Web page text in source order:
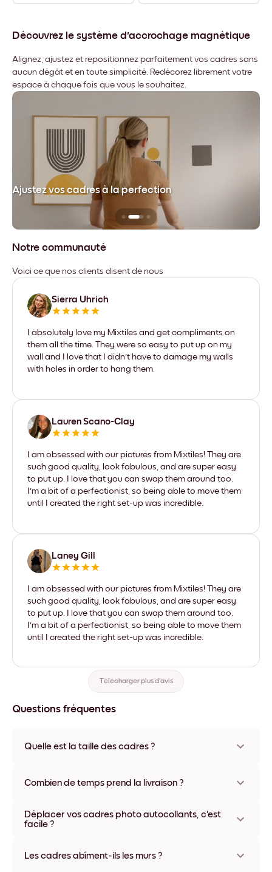
Découvrez le système d'accrochage magnétique
Alignez, ajustez et repositionnez parfaitement vos cadres sans
aucun dégât et en toute simplicité. Redécorez librement votre
espace à chaque fois que vous le souhaitez.
Ajustez vos cadres à la perfection
Notre communauté
Voici ce que nos clients disent de nous
Sierra Uhrich
I absolutely love my Mixtiles and get compliments on
them all the time. They were so easy to put up on my
wall and I love that I didn't have to damage my walls
with holes in order to hang them.
Lauren Scano-Clay
I am obsessed with our pictures from Mixtiles! They are
such good quality, look fabulous, and are super easy
to put up. I love that you can swap them around too.
I'm a bit of a perfectionist, so being able to move them
until I created the right set-up was incredible.
Laney Gill
I am obsessed with our pictures from Mixtiles! They are
such good quality, look fabulous, and are super easy
to put up. I love that you can swap them around too.
I'm a bit of a perfectionist, so being able to move them
until I created the right set-up was incredible.
Télécharger plus d'avis
Questions fréquentes
Quelle est la taille des cadres ?
Plusieurs matériaux et coloris disponibles, y compris sans
Combien de temps prend la livraison ?
généralement une semaine. Livraison express possible dans
certains pays. Un numéro de suivi accompagne chaque
Déplacer vos cadres photo autocollants, c'est
facile ?
l'infini, sans abîmer vos murs.
Les cadres abîment-ils les murs ?